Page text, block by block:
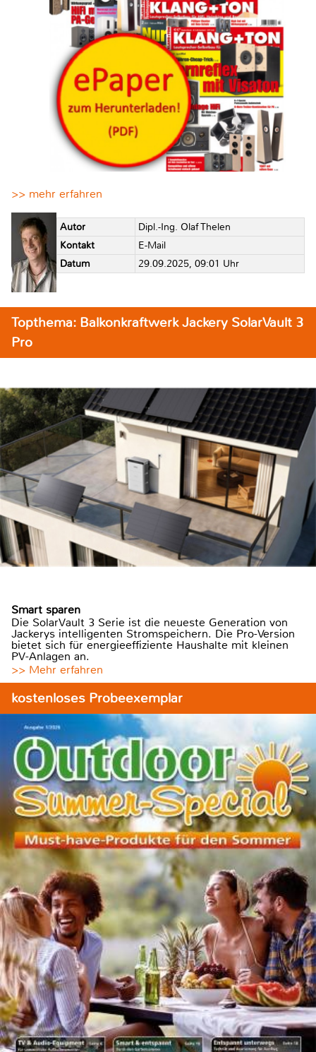
>> mehr erfahren
Autor
Dipl.-Ing. Olaf Thelen
Kontakt
E-Mail
Datum
29.09.2025, 09:01 Uhr
Topthema: Balkonkraftwerk Jackery SolarVault 3
Pro
Smart sparen
Die SolarVault 3 Serie ist die neueste Generation von
Jackerys intelligenten Stromspeichern. Die Pro-Version
bietet sich für energieeffiziente Haushalte mit kleinen
PV-Anlagen an.
>> Mehr erfahren
kostenloses Probeexemplar